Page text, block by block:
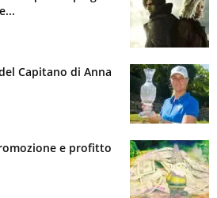
Capitano di Anna
e profitto